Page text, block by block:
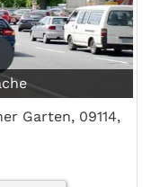
Garten, 09114,